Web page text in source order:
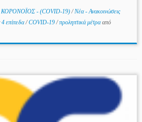
ΚΟΡΟΝΟΪΟΣ - (COVID-19)/Νέα - Ανακοινώσεις
4 επίπεδα/COVID-19/προληπτικά μέτρααπό